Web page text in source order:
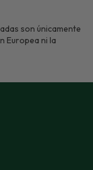
son únicamente
Europea ni la